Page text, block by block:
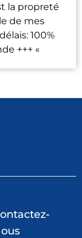
la propreté
de mes
100%
+++ «